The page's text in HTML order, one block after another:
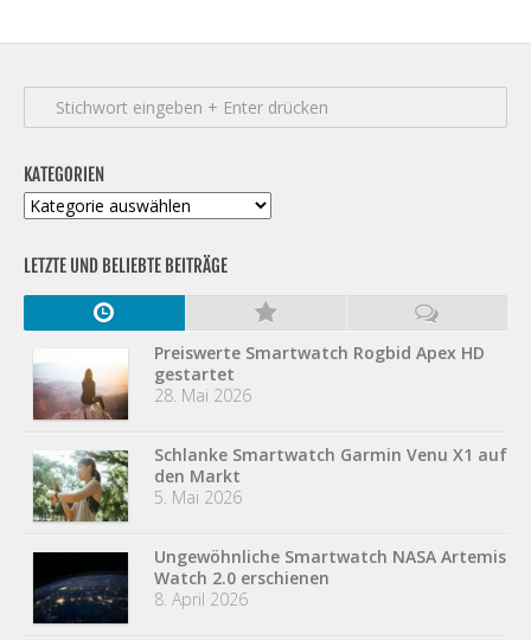
KATEGORIEN
Kategorien
LETZTE UND BELIEBTE BEITRÄGE
Preiswerte Smartwatch Rogbid Apex HD
gestartet
28. Mai 2026
Schlanke Smartwatch Garmin Venu X1 auf
den Markt
5. Mai 2026
Ungewöhnliche Smartwatch NASA Artemis
Watch 2.0 erschienen
8. April 2026